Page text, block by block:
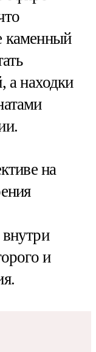
каменный
а находки
на
и